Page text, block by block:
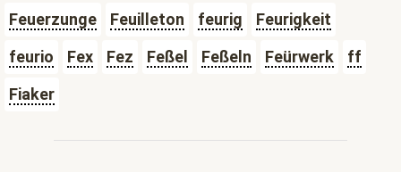
Feuerzunge
Feuilleton feurig
Feurigkeit
feurio
Fex Fez Feßel Feßeln Feürwerk
ff
Fiaker